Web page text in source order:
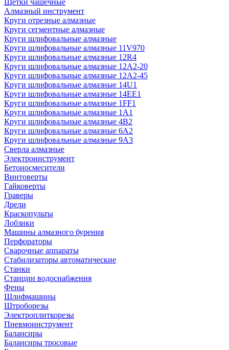
Щетки чашечные
Алмазный инструмент
Круги отрезные алмазные
Круги сегментные алмазные
Круги шлифовальные алмазные
Круги шлифовальные алмазные 11V970
Круги шлифовальные алмазные 12R4
Круги шлифовальные алмазные 12А2-20
Круги шлифовальные алмазные 12А2-45
Круги шлифовальные алмазные 14U1
Круги шлифовальные алмазные 14ЕЕ1
Круги шлифовальные алмазные 1FF1
Круги шлифовальные алмазные 1А1
Круги шлифовальные алмазные 4В2
Круги шлифовальные алмазные 6A2
Круги шлифовальные алмазные 9А3
Сверла алмазные
Электроинструмент
Бетоносмесители
Винтоверты
Гайковерты
Граверы
Дрели
Краскопульты
Лобзики
Машины алмазного бурения
Перфораторы
Сварочные аппараты
Стабилизаторы автоматические
Станки
Станции водоснабжения
Фены
Шлифмашины
Штроборезы
Электроплиткорезы
Пневмоинструмент
Балансиры
Балансиры тросовые